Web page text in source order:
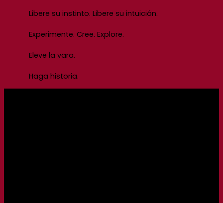
Libere su instinto. Libere su intuición.
Experimente. Cree. Explore.
Eleve la vara.
Haga historia.